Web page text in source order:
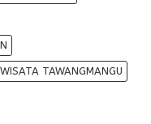
TAWANGMANGU